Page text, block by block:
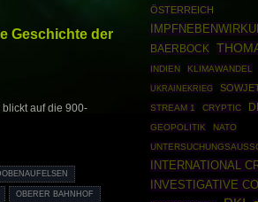
Geschichte der
blickt auf die 900-
OBERER BAHNHOF
ÖSTERREICH
BAERBOCK
INDIEN KLIMAWANDEL
UKRAINEKRIEG
STREAM 1
CRYPTIC
GEOPOLITIK
NATO
INTERNATIONAL
INVESTIGATIVE